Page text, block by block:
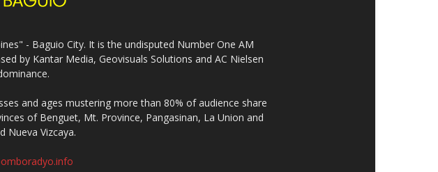
- Baguio City. It is the undisputed Number One AM
by Kantar Media, Geovisuals Solutions and AC Nielsen
and ages mustering more than 80% of audience share
of Benguet, Mt. Province, Pangasinan, La Union and
Nueva Vizcaya.